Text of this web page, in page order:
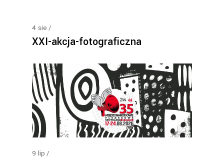
4 sie
XXI-akcja-fotograficzna
9 lip